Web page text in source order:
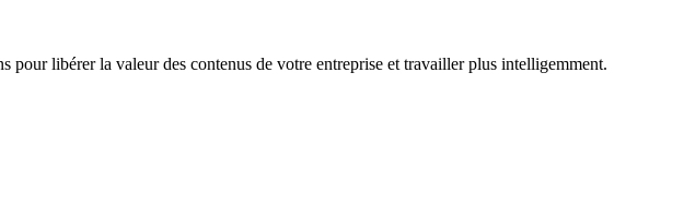
pour libérer la valeur des contenus de votre entreprise et travailler plus intelligemment.